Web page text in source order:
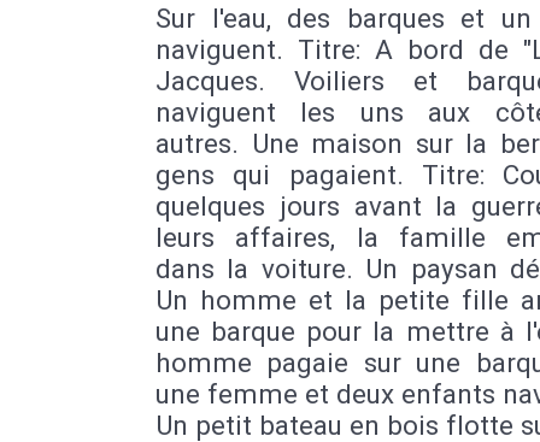
Sur l'eau, des barques et un
naviguent. Titre: A bord de
Jacques. Voiliers et
naviguent les uns aux
autres. Une maison sur la
gens qui pagaient. Titre:
quelques jours avant la
leurs affaires, la famille
dans la voiture. Un paysan
Un homme et la petite fille
une barque pour la mettre à
homme pagaie sur une
une femme et deux enfants
Un petit bateau en bois flotte